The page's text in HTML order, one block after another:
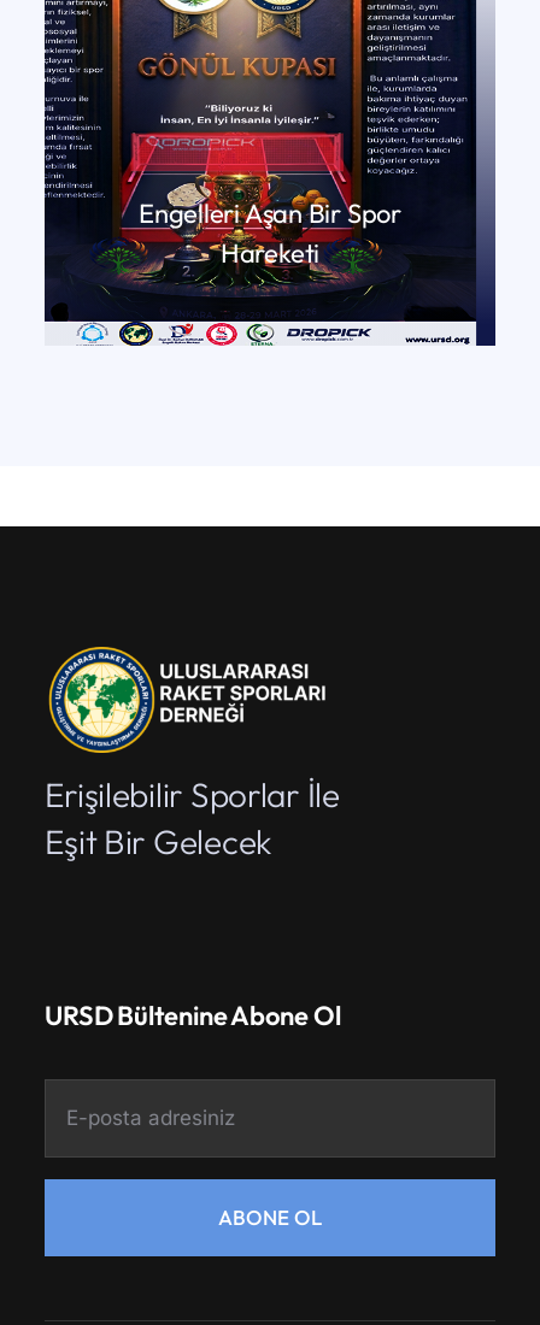
Engelleri Aşan Bir Spor
Hareketi
DEVAMINI OKU
Erişilebilir Sporlar İle
Eşit Bir Gelecek
URSD Bültenine Abone Ol
ABONE OL